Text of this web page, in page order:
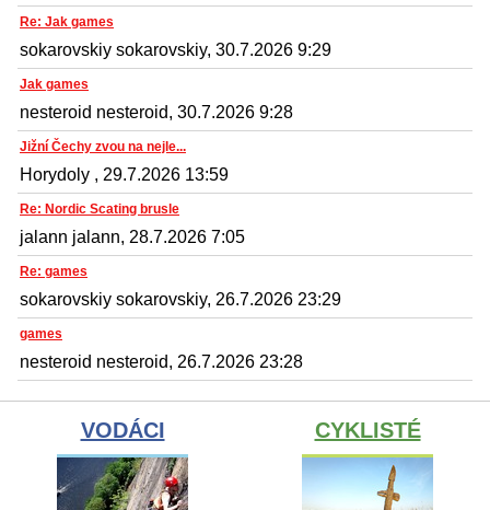
Re: Jak games
sokarovskiy sokarovskiy, 30.7.2026 9:29
Jak games
nesteroid nesteroid, 30.7.2026 9:28
Jižní Čechy zvou na nejle...
Horydoly , 29.7.2026 13:59
Re: Nordic Scating brusle
jalann jalann, 28.7.2026 7:05
Re: games
sokarovskiy sokarovskiy, 26.7.2026 23:29
games
nesteroid nesteroid, 26.7.2026 23:28
VODÁCI CYKLISTÉ